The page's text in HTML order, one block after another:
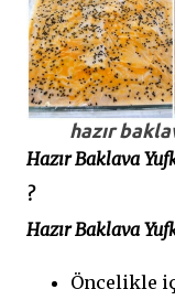
hazır
Hazır Baklava
?
Hazır Baklava
Öncelikle